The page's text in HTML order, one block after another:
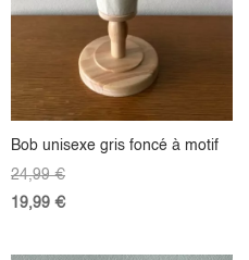
Bob unisexe gris foncé à motif
24,99€
19,99 €